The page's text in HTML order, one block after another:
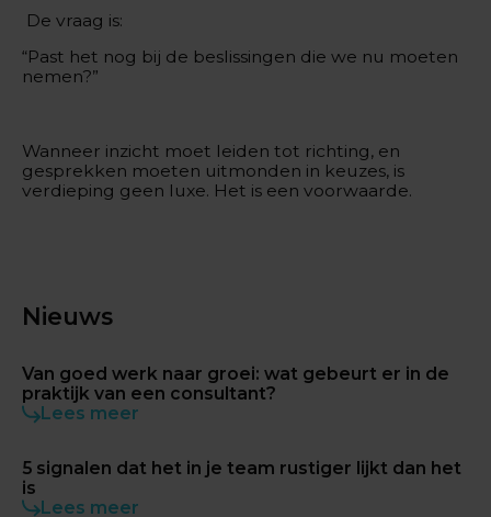
De vraag is:
“Past het nog bij de beslissingen die we nu moeten
nemen?”
Wanneer inzicht moet leiden tot richting, en
gesprekken moeten uitmonden in keuzes, is
verdieping geen luxe. Het is een voorwaarde.
Nieuws
Van goed werk naar groei: wat gebeurt er in de
praktijk van een consultant?
Lees meer
5 signalen dat het in je team rustiger lijkt dan het
is
Lees meer